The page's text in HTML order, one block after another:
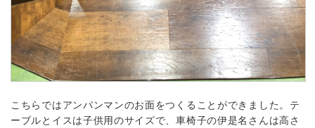
こちらではアンパンマンのお面をつくることができました。テ
ーブルとイスは子供用のサイズで、車椅子の伊是名さんは高さ